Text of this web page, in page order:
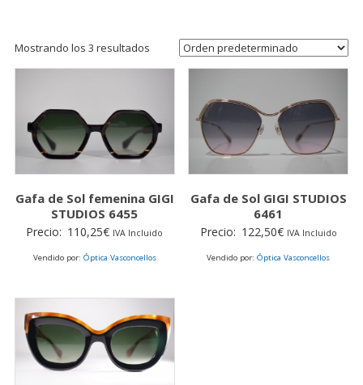
Mostrando los 3 resultados
Gafa de Sol femenina GIGI
STUDIOS 6455
Precio: 110,25€ IVA Incluido
Vendido por: Óptica Vasconcellos
Gafa de Sol GIGI STUDIOS
6461
Precio: 122,50€ IVA Incluido
Vendido por:Óptica Vasconcellos